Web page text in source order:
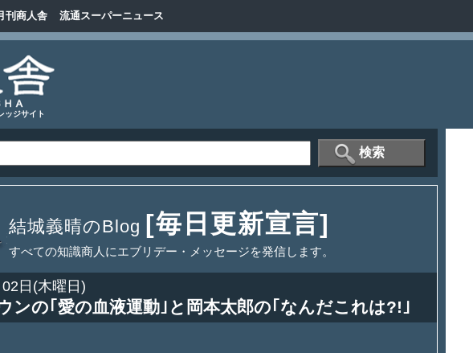
刊商人舎 流通スーパーニュース
ッジサイト
結城義晴のBlog [毎日更新宣言]
すべての知識商人にエブリデー・メッセージを発信します。
日(木曜日)
ンの｢愛の血液運動｣と岡本太郎の｢なんだこれは?!｣